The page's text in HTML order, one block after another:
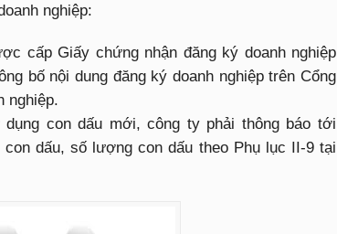
nghiệp:
cấp Giấy chứng nhận đăng ký doanh nghiệp
bố nội dung đăng ký doanh nghiệp trên Cổng
nghiệp.
con dấu mới, công ty phải thông báo tới
dấu, số lượng con dấu theo Phụ lục II-9 tại